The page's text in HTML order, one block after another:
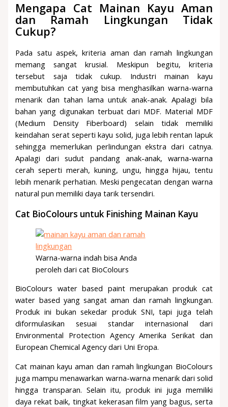
Mengapa Cat Mainan Kayu Aman
dan Ramah Lingkungan Tidak
Cukup?
Pada satu aspek, kriteria aman dan ramah lingkungan
memang sangat krusial. Meskipun begitu, kriteria
tersebut saja tidak cukup. Industri mainan kayu
membutuhkan cat yang bisa menghasilkan warna-warna
menarik dan tahan lama untuk anak-anak. Apalagi bila
bahan yang digunakan terbuat dari MDF. Material MDF
(Medium Density Fiberboard) selain tidak memiliki
keindahan serat seperti kayu solid, juga lebih rentan lapuk
sehingga memerlukan perlindungan ekstra dari catnya.
Apalagi dari sudut pandang anak-anak, warna-warna
cerah seperti merah, kuning, ungu, hingga hijau, tentu
lebih menarik perhatian. Meski pengecatan dengan warna
natural pun memiliki daya tarik tersendiri.
Cat BioColours untuk Finishing Mainan Kayu
Warna-warna indah bisa Anda
peroleh dari cat BioColours
BioColours water based paint merupakan produk cat
water based yang sangat aman dan ramah lingkungan.
Produk ini bukan sekedar produk SNI, tapi juga telah
diformulasikan sesuai standar internasional dari
Environmental Protection Agency Amerika Serikat dan
European Chemical Agency dari Uni Eropa.
Cat mainan kayu aman dan ramah lingkungan BioColours
juga mampu menawarkan warna-warna menarik dari solid
hingga transparan. Selain itu, produk ini juga memiliki
daya rekat baik, tingkat kekerasan film yang bagus, serta